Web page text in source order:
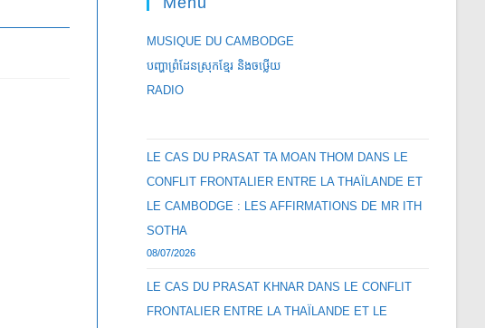
MUSIQUE DU CAMBODGE
បញ្ហាព្រំដែនស្រុកខ្មែរ និងចឞ្លើយ
RADIO
LE CAS DU PRASAT TA MOAN THOM DANS LE
CONFLIT FRONTALIER ENTRE LA THAÏLANDE ET
LE CAMBODGE : LES AFFIRMATIONS DE MR ITH
SOTHA
08/07/2026
LE CAS DU PRASAT KHNAR DANS LE CONFLIT
FRONTALIER ENTRE LA THAÏLANDE ET LE